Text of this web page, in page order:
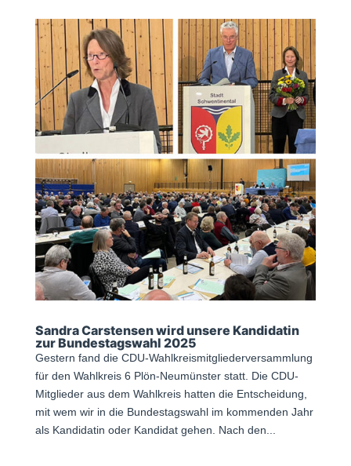
Sandra Carstensen wird unsere Kandidatin
zur Bundestagswahl 2025
Gestern fand die CDU-Wahlkreismitgliederversammlung
für den Wahlkreis 6 Plön-Neumünster statt. Die CDU-
Mitglieder aus dem Wahlkreis hatten die Entscheidung,
mit wem wir in die Bundestagswahl im kommenden Jahr
als Kandidatin oder Kandidat gehen. Nach den...